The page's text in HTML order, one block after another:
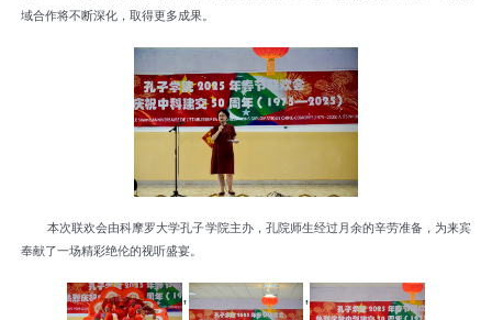
域合作将不断深化，取得更多成果。
本次联欢会由科摩罗大学孔子学院主办，孔院师生经过月余的辛劳准备，为来宾
奉献了一场精彩绝伦的视听盛宴。
, ,